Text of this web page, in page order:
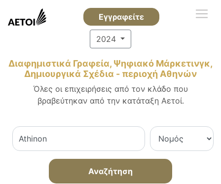
Εγγραφείτε
2024
Διαφημιστικά Γραφεία, Ψηφιακό Μάρκετινγκ,
Δημιουργικά Σχέδια - περιοχή Αθηνών
Όλες οι επιχειρήσεις από τον κλάδο που
βραβεύτηκαν από την κατάταξη Αετοί.
Αναζήτηση